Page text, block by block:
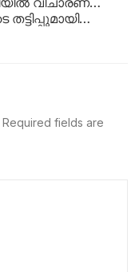
Required fields are